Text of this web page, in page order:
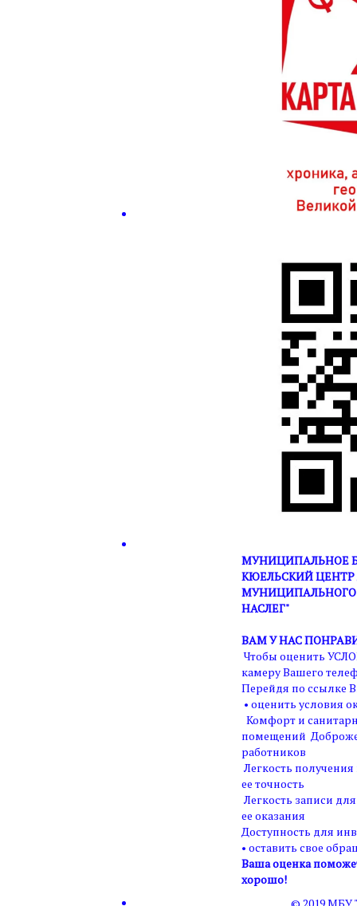
МУНИЦИПАЛЬНОЕ
КЮЕЛЬСКИЙ ЦЕНТР
МУНИЦИПАЛЬНОГО
НАСЛЕГ"
ВАМ У НАС
Чтобы оценить
камеру Вашего
Перейдя по ссылке
• оценить условия
Комфорт и
помещений
работников
Легкость
ее точность
Легкость записи
ее оказания
Доступность для
• оставить свое
Ваша оценка
хорошо!